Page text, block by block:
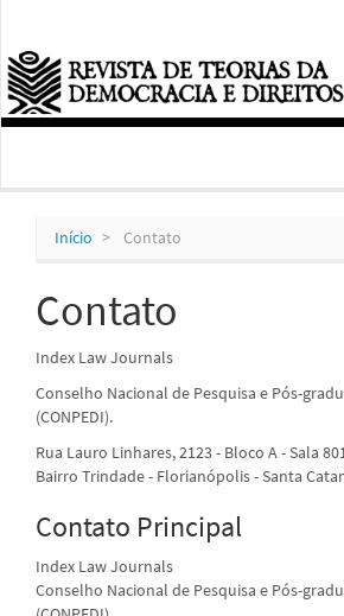
Conteúdo
principal
Barra
Lateral
Início Contato
Contato
Index Law Journals
Conselho Nacional de Pesquisa e Pós-
(CONPEDI).
Rua Lauro Linhares, 2123 - Bloco A - Sala
Bairro Trindade - Florianópolis - Santa
Contato Principal
Index Law Journals
Conselho Nacional de Pesquisa e Pós-